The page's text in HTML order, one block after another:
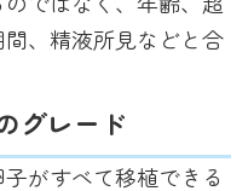
、精液所見などと合
グレード
がすべて移植できる